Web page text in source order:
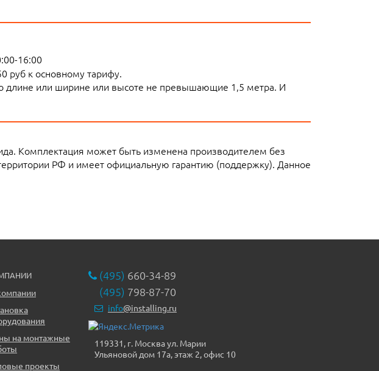
16:00
руб к основному тарифу.
длине или ширине или высоте не превышающие 1,5 метра. И
Комплектация может быть изменена производителем без
РФ и имеет официальную гарантию (поддержку). Данное
на монтажные
проекты
(495) 660-34-89
(495) 798-87-70
info@installing.ru
119331, г. Москва ул. Марии
Ульяновой дом 17а, этаж 2, офис 10